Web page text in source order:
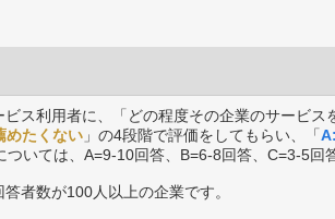
ビス利用者に、「どの程度その企業のサービス
めたくない 」の4段階で評価をしてもらい、「
いては、A=9-10回答、B=6-8回答、C=3-5回
者数が100人以上の企業です。